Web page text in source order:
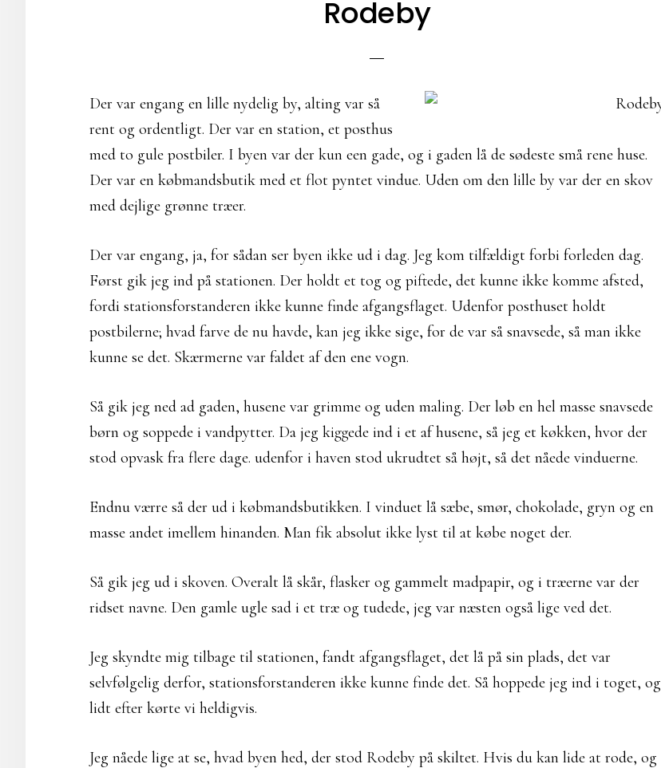
Rodeby
Der var engang en lille nydelig by, alting var så
rent og ordentligt. Der var en station, et posthus
med to gule postbiler. I byen var der kun een gade, og i gaden lå de sødeste små rene huse.
Der var en købmandsbutik med et flot pyntet vindue. Uden om den lille by var der en skov
med dejlige grønne træer.
Der var engang, ja, for sådan ser byen ikke ud i dag. Jeg kom tilfældigt forbi forleden dag.
Først gik jeg ind på stationen. Der holdt et tog og piftede, det kunne ikke komme afsted,
fordi stationsforstanderen ikke kunne finde afgangsflaget. Udenfor posthuset holdt
postbilerne; hvad farve de nu havde, kan jeg ikke sige, for de var så snavsede, så man ikke
kunne se det. Skærmerne var faldet af den ene vogn.
Så gik jeg ned ad gaden, husene var grimme og uden maling. Der løb en hel masse snavsede
børn og soppede i vandpytter. Da jeg kiggede ind i et af husene, så jeg et køkken, hvor der
stod opvask fra flere dage. udenfor i haven stod ukrudtet så højt, så det nåede vinduerne.
Endnu værre så der ud i købmandsbutikken. I vinduet lå sæbe, smør, chokolade, gryn og en
masse andet imellem hinanden. Man fik absolut ikke lyst til at købe noget der.
Så gik jeg ud i skoven. Overalt lå skår, flasker og gammelt madpapir, og i træerne var der
ridset navne. Den gamle ugle sad i et træ og tudede, jeg var næsten også lige ved det.
Jeg skyndte mig tilbage til stationen, fandt afgangsflaget, det lå på sin plads, det var
selvfølgelig derfor, stationsforstanderen ikke kunne finde det. Så hoppede jeg ind i toget, og
lidt efter kørte vi heldigvis.
Jeg nåede lige at se, hvad byen hed, der stod Rodeby på skiltet. Hvis du kan lide at rode, og